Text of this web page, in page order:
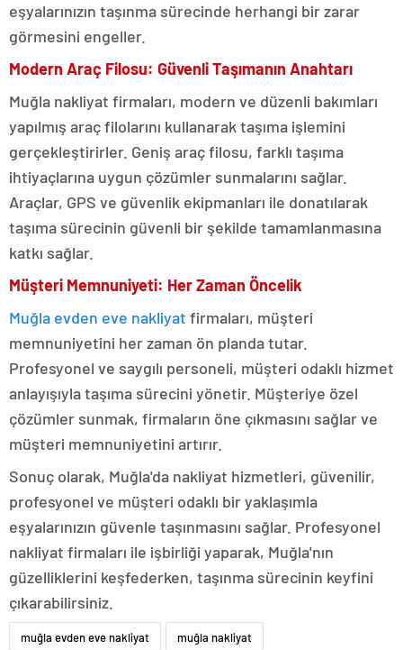
eşyalarınızın taşınma sürecinde herhangi bir zarar
görmesini engeller.
Modern Araç Filosu: Güvenli Taşımanın Anahtarı
Muğla nakliyat firmaları, modern ve düzenli bakımları
yapılmış araç filolarını kullanarak taşıma işlemini
gerçekleştirirler. Geniş araç filosu, farklı taşıma
ihtiyaçlarına uygun çözümler sunmalarını sağlar.
Araçlar, GPS ve güvenlik ekipmanları ile donatılarak
taşıma sürecinin güvenli bir şekilde tamamlanmasına
katkı sağlar.
Müşteri Memnuniyeti: Her Zaman Öncelik
Muğla evden eve nakliyat firmaları, müşteri
memnuniyetini her zaman ön planda tutar.
Profesyonel ve saygılı personeli, müşteri odaklı hizmet
anlayışıyla taşıma sürecini yönetir. Müşteriye özel
çözümler sunmak, firmaların öne çıkmasını sağlar ve
müşteri memnuniyetini artırır.
Sonuç olarak, Muğla'da nakliyat hizmetleri, güvenilir,
profesyonel ve müşteri odaklı bir yaklaşımla
eşyalarınızın güvenle taşınmasını sağlar. Profesyonel
nakliyat firmaları ile işbirliği yaparak, Muğla'nın
güzelliklerini keşfederken, taşınma sürecinin keyfini
çıkarabilirsiniz.
muğla evden eve nakliyat muğla nakliyat